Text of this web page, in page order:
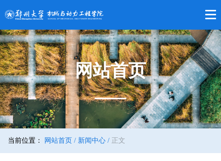
网站首页
当前位置： 网站首页 / 新闻中心 / 正文